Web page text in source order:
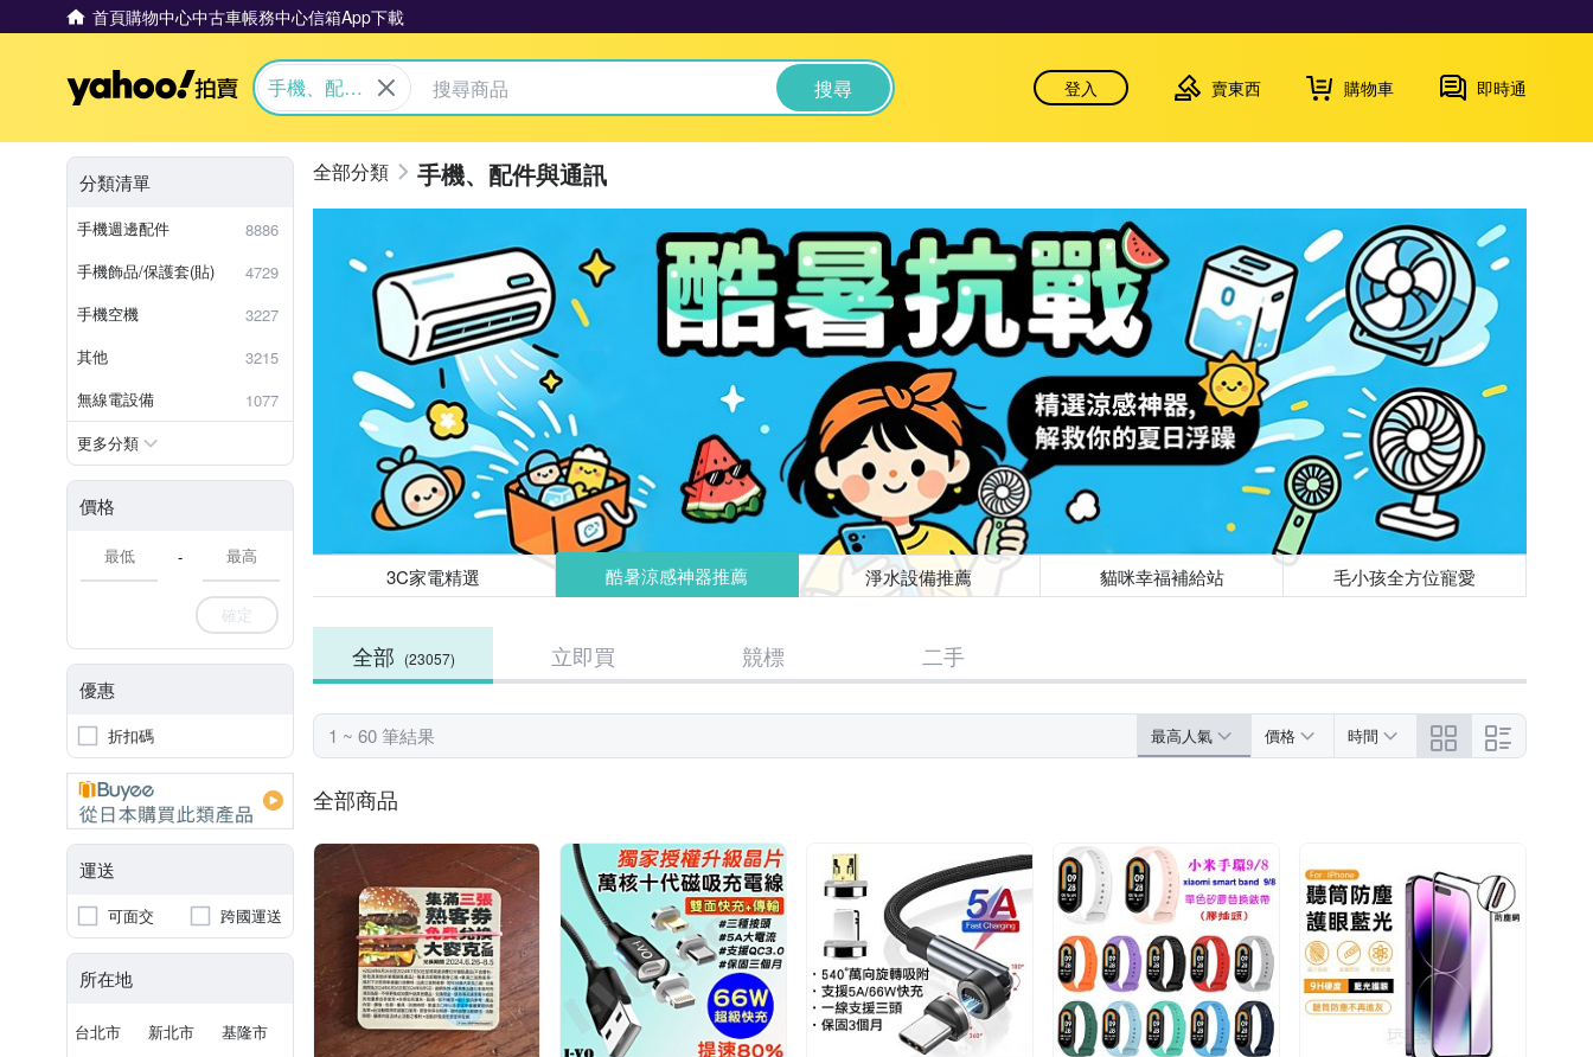
首頁購物中心中古車帳務中心信箱App下載
Yahoo拍賣
手機、配件
搜尋 登入 賣東西 購物車 即時通
分類清單
手機週邊配件
8886
手機飾品/保護套(貼)
4729
手機空機
3227
其他
3215
無線電設備
1077
更多分類
價格
-
確定
優惠
折扣碼
運送
可面交 跨國運送
所在地
台北市 新北市 基隆市
手機、配件與通訊
3C家電精選 酷暑涼感神器推薦 淨水設備推薦 貓咪幸福補給站 毛小孩全方位寵愛
全部 (23057) 立即買 競標 二手
1 ~ 60 筆結果 最高人氣 價格 時間
全部商品